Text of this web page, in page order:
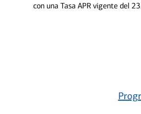
con una Tasa APR vigente del